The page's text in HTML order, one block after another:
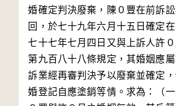
婚確定判決廢棄，陳０豐在前訴
回，於七十九年六月十五日確定
七十七年七月四日又與上訴人許
第九百八十八條規定，其婚姻應
訴業經再審判決予以廢棄並確定
婚登記自應塗銷等情。求為：（